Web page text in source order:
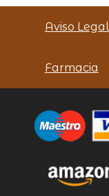
Aviso Legal
Farmacia